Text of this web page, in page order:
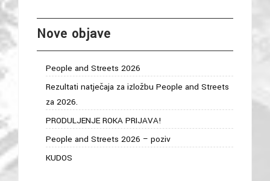
Nove objave
People and Streets 2026
Rezultati natječaja za izložbu People and Streets
za 2026.
PRODULJENJE ROKA PRIJAVA!
People and Streets 2026 – poziv
KUDOS